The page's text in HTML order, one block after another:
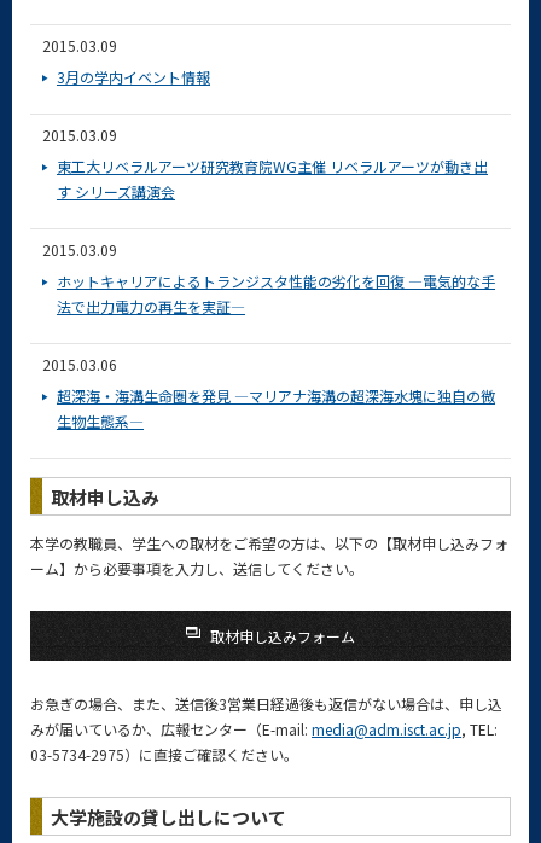
2015.03.09
3月の学内イベント情報
2015.03.09
東工大リベラルアーツ研究教育院WG主催 リベラルアーツが動き出
す シリーズ講演会
2015.03.09
ホットキャリアによるトランジスタ性能の劣化を回復 ―電気的な手
法で出力電力の再生を実証―
2015.03.06
超深海・海溝生命圏を発見 ―マリアナ海溝の超深海水塊に独自の微
生物生態系―
取材申し込み
本学の教職員、学生への取材をご希望の方は、以下の【取材申し込みフォ
ーム】から必要事項を入力し、送信してください。
取材申し込みフォーム
お急ぎの場合、また、送信後3営業日経過後も返信がない場合は、申し込
みが届いているか、広報センター（E-mail: media@adm.isct.ac.jp, TEL:
03-5734-2975）に直接ご確認ください。
大学施設の貸し出しについて